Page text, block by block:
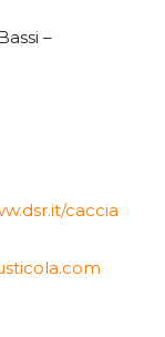
–
caccia